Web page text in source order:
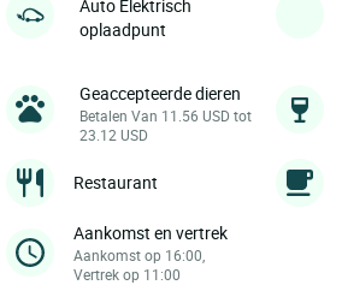
Auto Elektrisch
oplaadpunt
Geaccepteerde dieren
Betalen Van 11.56 USD tot
23.12 USD
Restaurant
Aankomst en vertrek
Aankomst op 16:00,
Vertrek op 11:00